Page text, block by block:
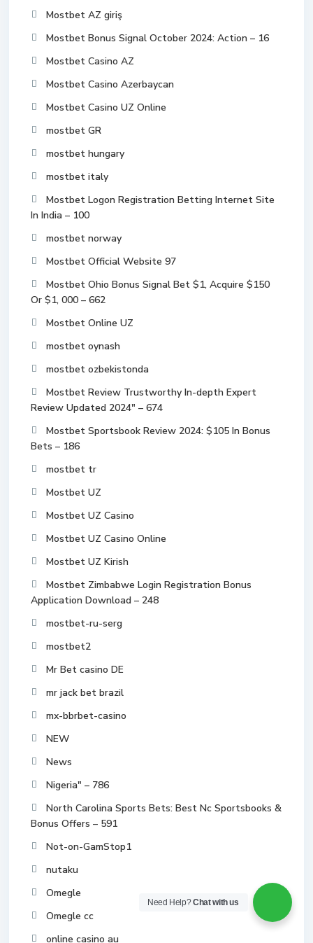
Mostbet AZ giriş
Mostbet Bonus Signal October 2024: Action – 16
Mostbet Casino AZ
Mostbet Casino Azerbaycan
Mostbet Casino UZ Online
mostbet GR
mostbet hungary
mostbet italy
Mostbet Logon Registration Betting Internet Site
In India – 100
mostbet norway
Mostbet Official Website 97
Mostbet Ohio Bonus Signal Bet $1, Acquire $150
Or $1, 000 – 662
Mostbet Online UZ
mostbet oynash
mostbet ozbekistonda
Mostbet Review Trustworthy In-depth Expert
Review Updated 2024" – 674
Mostbet Sportsbook Review 2024: $105 In Bonus
Bets – 186
mostbet tr
Mostbet UZ
Mostbet UZ Casino
Mostbet UZ Casino Online
Mostbet UZ Kirish
Mostbet Zimbabwe Login Registration Bonus
Application Download – 248
mostbet-ru-serg
mostbet2
Mr Bet casino DE
mr jack bet brazil
mx-bbrbet-casino
NEW
News
Nigeria" – 786
North Carolina Sports Bets: Best Nc Sportsbooks &
Bonus Offers – 591
Not-on-GamStop1
nutaku
Omegle
Omegle cc
online casino au
Need Help?Chat with us